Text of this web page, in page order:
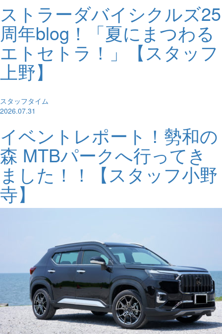
ストラーダバイシクルズ25
周年blog！「夏にまつわる
エトセトラ！」【スタッフ
上野】
スタッフタイム
2026.07.31
イベントレポート！勢和の
森 MTBパークへ行ってき
ました！！【スタッフ小野
寺】